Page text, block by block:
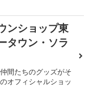
ンショップ東
タウン・ソラ
間たちのグッズがそ
オフィシャルショッ